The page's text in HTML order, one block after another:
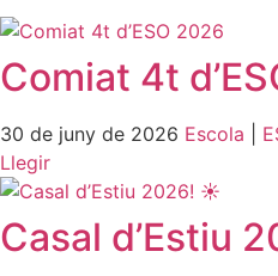
Comiat 4t
30 de juny de 2026 Escola
Llegir
Casal d’Estiu